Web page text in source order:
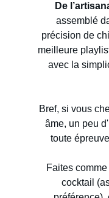
De
assemblé
précision de
meilleure
avec la
Bref, si vous
âme, un peu
toute
Faites
cocktail